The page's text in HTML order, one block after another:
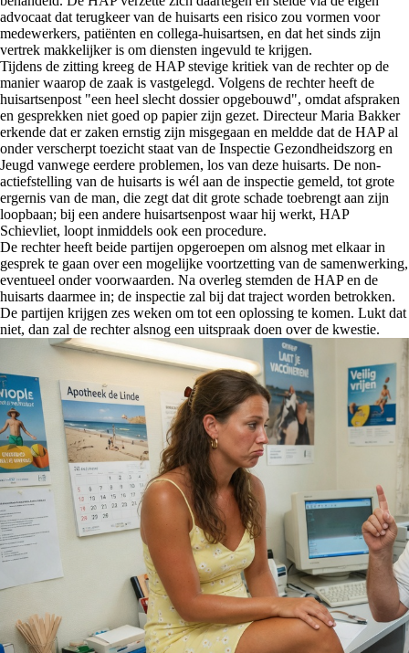
advocaat dat terugkeer van de huisarts een risico zou vormen voor
medewerkers, patiënten en collega-huisartsen, en dat het sinds zijn
vertrek makkelijker is om diensten ingevuld te krijgen.
Tijdens de zitting kreeg de HAP stevige kritiek van de rechter op de
manier waarop de zaak is vastgelegd. Volgens de rechter heeft de
huisartsenpost "een heel slecht dossier opgebouwd", omdat afspraken
en gesprekken niet goed op papier zijn gezet. Directeur Maria Bakker
erkende dat er zaken ernstig zijn misgegaan en meldde dat de HAP al
onder verscherpt toezicht staat van de Inspectie Gezondheidszorg en
Jeugd vanwege eerdere problemen, los van deze huisarts. De non-
actiefstelling van de huisarts is wél aan de inspectie gemeld, tot grote
ergernis van de man, die zegt dat dit grote schade toebrengt aan zijn
loopbaan; bij een andere huisartsenpost waar hij werkt, HAP
Schievliet, loopt inmiddels ook een procedure.
De rechter heeft beide partijen opgeroepen om alsnog met elkaar in
gesprek te gaan over een mogelijke voortzetting van de samenwerking,
eventueel onder voorwaarden. Na overleg stemden de HAP en de
huisarts daarmee in; de inspectie zal bij dat traject worden betrokken.
De partijen krijgen zes weken om tot een oplossing te komen. Lukt dat
niet, dan zal de rechter alsnog een uitspraak doen over de kwestie.